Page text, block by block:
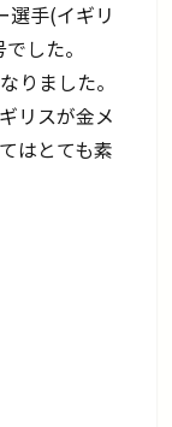
選手(イギリ
した。
りました。
リスが金メ
はとても素